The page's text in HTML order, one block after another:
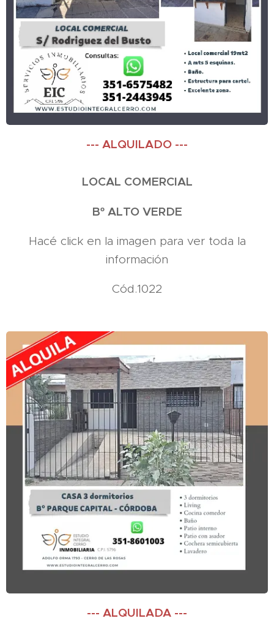
--- ALQUILADO ---
LOCAL COMERCIAL
Bº ALTO VERDE
Hacé click en la imagen para ver toda la
información
Cód.1022
--- ALQUILADA ---